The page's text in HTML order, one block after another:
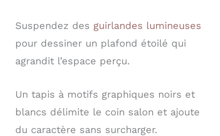
Suspendez des guirlandes lumineuses
pour dessiner un plafond étoilé qui
agrandit l’espace perçu.
Un tapis à motifs graphiques noirs et
blancs délimite le coin salon et ajoute
du caractère sans surcharger.